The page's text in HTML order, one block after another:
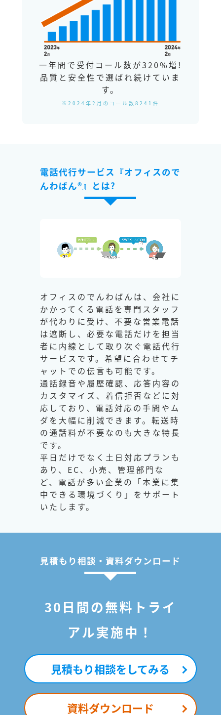
一年間で受付コール数が320%増!
品質と安全性で選ばれ続けていま
す。
※2024年2月のコール数8241件
電話代行サービス『オフィスので
んわばん®』とは?
オフィスのでんわばんは、会社に
かかってくる電話を専門スタッフ
が代わりに受け、不要な営業電話
は遮断し、必要な電話だけを担当
者に内線として取り次ぐ電話代行
サービスです。希望に合わせてチ
ャットでの伝言も可能です。
通話録音や履歴確認、応答内容の
カスタマイズ、着信拒否などに対
応しており、電話対応の手間やム
ダを大幅に削減できます。転送時
の通話料が不要なのも大きな特長
です。
平日だけでなく土日対応プランも
あり、EC、小売、管理部門な
ど、電話が多い企業の「本業に集
中できる環境づくり」をサポート
いたします。
見積もり相談・資料ダウンロード
30日間の無料トライ
アル実施中！
見積もり相談をしてみる
資料ダウンロード